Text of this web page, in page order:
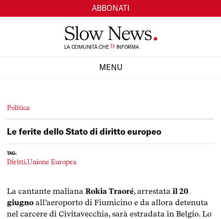
ABBONATI
LA COMUNITÀ CHE
TI
SI INFORMA
MENU
Politica
Le ferite dello Stato di diritto europeo
TAG:
Diritti,Unione Europea
La cantante maliana Rokia Traoré, arrestata il 20
giugno all’aeroporto di Fiumicino e da allora detenuta
nel carcere di Civitavecchia, sarà estradata in Belgio. Lo